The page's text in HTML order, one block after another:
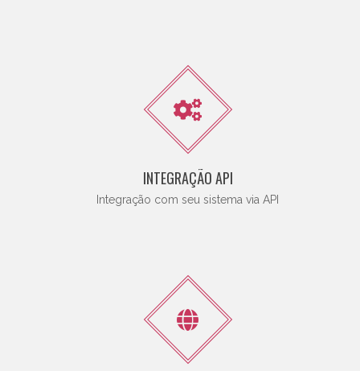
INTEGRAÇÃO API
Integração com seu sistema via API